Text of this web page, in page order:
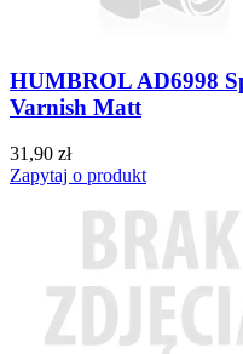
HUMBROL AD6998
Varnish Matt
31,90 zł
Zapytaj o produkt